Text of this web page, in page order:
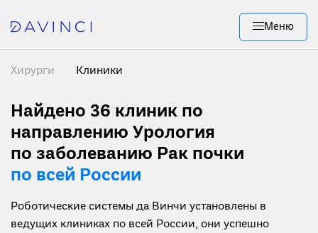
Меню
Хирурги Клиники
Найдено 36 клиник по
направлению Урология
по заболеванию Рак почки
по всей России
Роботические системы да Винчи установлены в
ведущих клиниках по всей России, они успешно